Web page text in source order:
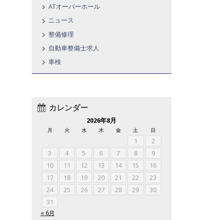
ATオーバーホール
ニュース
整備修理
自動車整備士求人
車検
カレンダー
2026年8月
月 火 水 木 金 土 日
1
2
3
4 5 6 7 8
9
10
11 12 13 14 15
16
17
18 19 20 21 22
23
24
25 26 27 28 29
30
31
« 6月